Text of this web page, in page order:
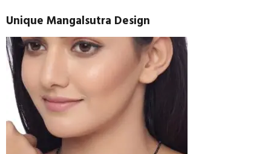
Unique Mangalsutra Design